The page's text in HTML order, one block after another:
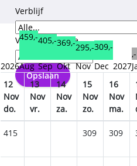
Verblijf
Verzorgingstype
Opslaan
2026
459,-
Aug
405,-
Sep
369,-
Okt
295,-
Nov
309,-
Dec 2027
,-
12
Nov
do.
13
Nov
vr.
14
Nov
za.
15
Nov
zo.
16
Nov
ma.
415 309 309